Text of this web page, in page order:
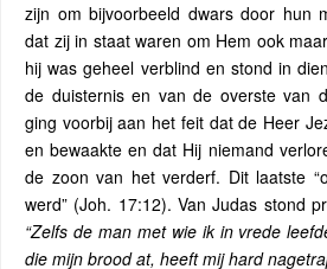
zijn om bijvoorbeeld dwars door hun
dat zij in staat waren om Hem ook
hij was geheel verblind en stond in
de duisternis en van de overste van
ging voorbij aan het feit dat de Heer
en bewaakte en dat Hij niemand
de zoon van het verderf. Dit laatste
werd” (Joh. 17:12). Van Judas stond
“Zelfs de man met wie ik in vrede
die mijn brood at, heeft mij hard